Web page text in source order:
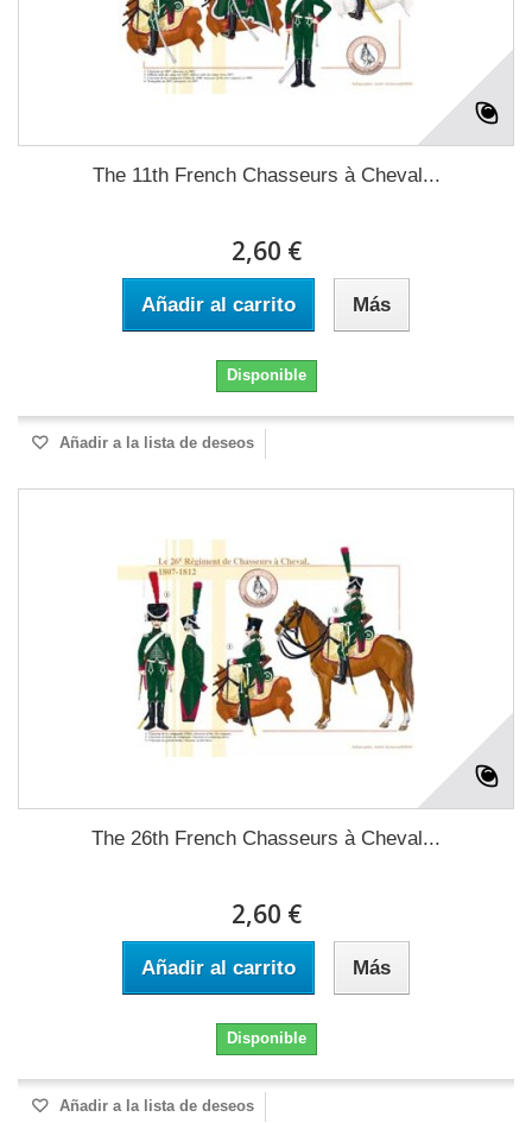
The 11th French Chasseurs à Cheval...
2,60 €
Añadir al carrito Más
Disponible
Añadir a la lista de deseos
The 26th French Chasseurs à Cheval...
2,60 €
Añadir al carrito Más
Disponible
Añadir a la lista de deseos